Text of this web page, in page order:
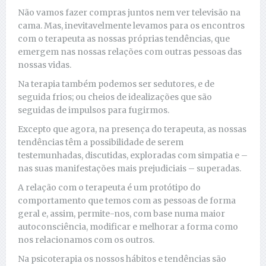
Não vamos fazer compras juntos nem ver televisão na
cama. Mas, inevitavelmente levamos para os encontros
com o terapeuta as nossas próprias tendências, que
emergem nas nossas relações com outras pessoas das
nossas vidas.
Na terapia também podemos ser sedutores, e de
seguida frios; ou cheios de idealizações que são
seguidas de impulsos para fugirmos.
Excepto que agora, na presença do terapeuta, as nossas
tendências têm a possibilidade de serem
testemunhadas, discutidas, exploradas com simpatia e –
nas suas manifestações mais prejudiciais – superadas.
A relação com o terapeuta é um protótipo do
comportamento que temos com as pessoas de forma
geral e, assim, permite-nos, com base numa maior
autoconsciência, modificar e melhorar a forma como
nos relacionamos com os outros.
Na psicoterapia os nossos hábitos e tendências são